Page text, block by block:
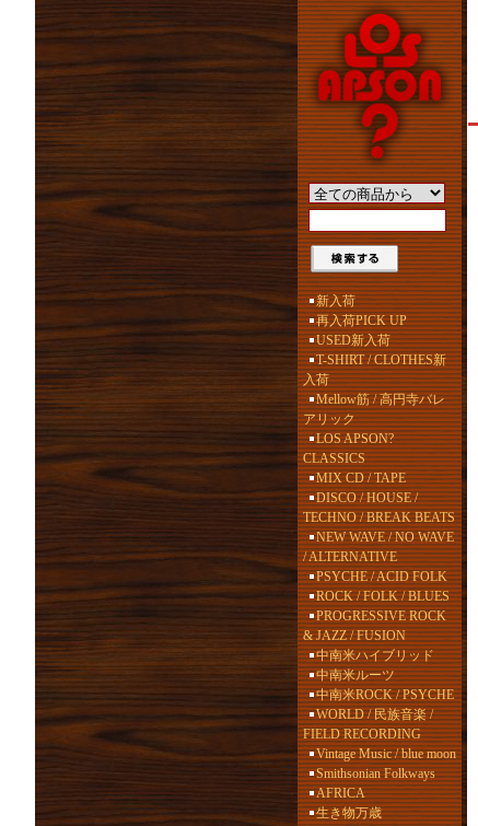
新入荷
再入荷PICK UP
USED新入荷
T-SHIRT / CLOTHES新
入荷
Mellow筋 / 高円寺バレ
アリック
LOS APSON?
CLASSICS
MIX CD / TAPE
DISCO / HOUSE /
TECHNO / BREAK BEATS
NEW WAVE / NO WAVE
/ ALTERNATIVE
PSYCHE / ACID FOLK
ROCK / FOLK / BLUES
PROGRESSIVE ROCK
& JAZZ / FUSION
中南米ハイブリッド
中南米ルーツ
中南米ROCK / PSYCHE
WORLD / 民族音楽 /
FIELD RECORDING
Vintage Music / blue moon
Smithsonian Folkways
AFRICA
生き物万歳